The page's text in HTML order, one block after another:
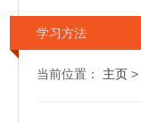
学习方法
当前位置： 主页 >